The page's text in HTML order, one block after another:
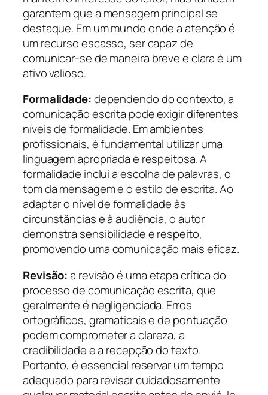
garantem que a mensagem principal se
destaque. Em um mundo onde a atenção é
um recurso escasso, ser capaz de
comunicar-se de maneira breve e clara é um
ativo valioso.
Formalidade:dependendo do contexto, a
comunicação escrita pode exigir diferentes
níveis de formalidade. Em ambientes
profissionais, é fundamental utilizar uma
linguagem apropriada e respeitosa. A
formalidade inclui a escolha de palavras, o
tom da mensagem e o estilo de escrita. Ao
adaptar o nível de formalidade às
circunstâncias e à audiência, o autor
demonstra sensibilidade e respeito,
promovendo uma comunicação mais eficaz.
Revisão:a revisão é uma etapa crítica do
processo de comunicação escrita, que
geralmente é negligenciada. Erros
ortográficos, gramaticais e de pontuação
podem comprometer a clareza, a
credibilidade e a recepção do texto.
Portanto, é essencial reservar um tempo
adequado para revisar cuidadosamente